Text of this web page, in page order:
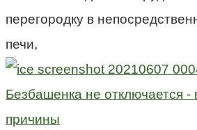
перегородку в
печи,